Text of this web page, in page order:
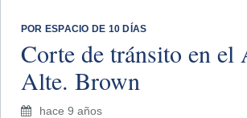
POR ESPACIO DE 10 DÍAS
Corte de tránsito en el
Alte. Brown
hace 9 años